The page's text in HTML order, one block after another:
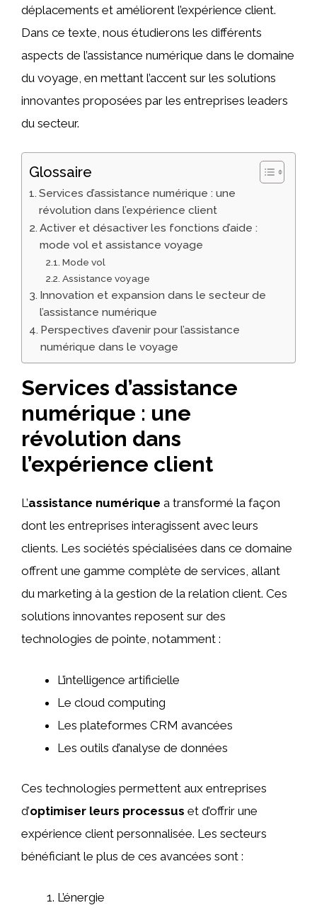
déplacements et améliorent l’expérience client.
Dans ce texte, nous étudierons les différents
aspects de l’assistance numérique dans le domaine
du voyage, en mettant l’accent sur les solutions
innovantes proposées par les entreprises leaders
du secteur.
Glossaire
Services d’assistance numérique : une
révolution dans l’expérience client
Activer et désactiver les fonctions d’aide :
mode vol et assistance voyage
Mode vol
Assistance voyage
Innovation et expansion dans le secteur de
l’assistance numérique
Perspectives d’avenir pour l’assistance
numérique dans le voyage
Services d’assistance
numérique : une
révolution dans
l’expérience client
L’assistance numérique a transformé la façon
dont les entreprises interagissent avec leurs
clients. Les sociétés spécialisées dans ce domaine
offrent une gamme complète de services, allant
du marketing à la gestion de la relation client. Ces
solutions innovantes reposent sur des
technologies de pointe, notamment :
L’intelligence artificielle
Le cloud computing
Les plateformes CRM avancées
Les outils d’analyse de données
Ces technologies permettent aux entreprises
d’optimiser leurs processus et d’offrir une
expérience client personnalisée. Les secteurs
bénéficiant le plus de ces avancées sont :
L’énergie